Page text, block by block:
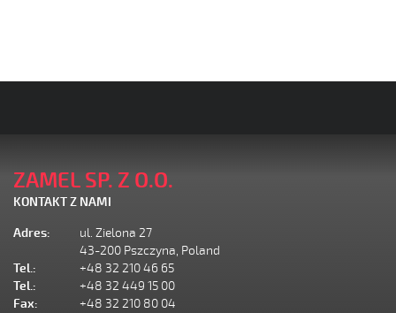
ZAMEL SP. Z O.O.
KONTAKT Z NAMI
Adres:
ul. Zielona 27
43-200 Pszczyna, Poland
Tel.:
+48 32 210 46 65
Tel.:
+48 32 449 15 00
Fax:
+48 32 210 80 04